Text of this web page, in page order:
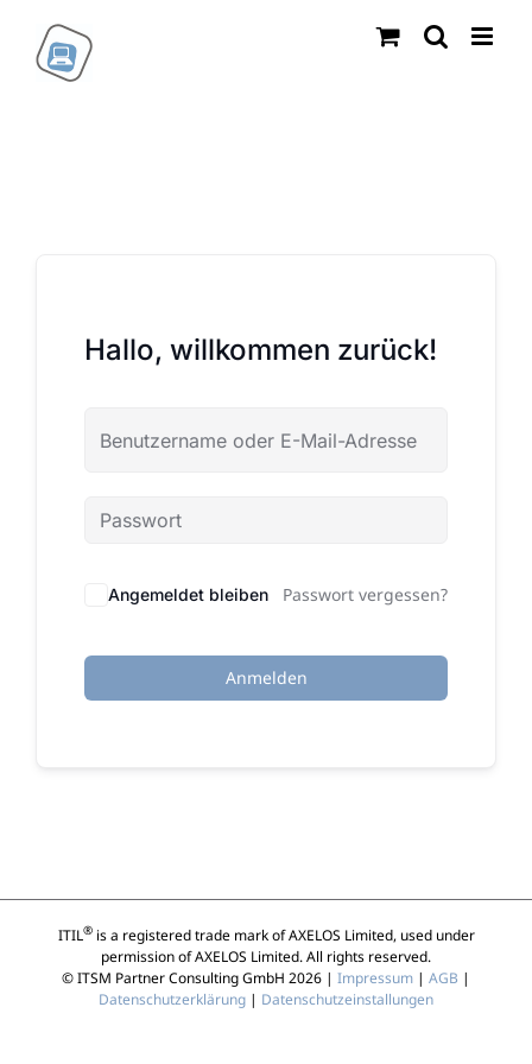
Inhalt
springen
Hallo, willkommen zurück!
Angemeldet bleiben Passwort vergessen?
Anmelden
ITIL®is a registered trade mark of AXELOS Limited, used under
permission of AXELOS Limited. All rights reserved.
© ITSM Partner Consulting GmbH 2026 | Impressum | AGB |
Datenschutzerklärung | Datenschutzeinstallungen